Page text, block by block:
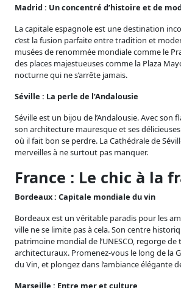
Madrid : Un concentré d’histoire et de
La capitale espagnole est une destination
c’est la fusion parfaite entre tradition et
musées de renommée mondiale comme le
des places majestueuses comme la Plaza
nocturne qui ne s’arrête jamais.
Séville : La perle de l’Andalousie
Séville est un bijou de l’Andalousie. Avec son
son architecture mauresque et ses délicieuses
où il fait bon se perdre. La Cathédrale de
merveilles à ne surtout pas manquer.
France : Le chic à la
Bordeaux : Capitale mondiale du vin
Bordeaux est un véritable paradis pour les
ville ne se limite pas à cela. Son centre
patrimoine mondial de l’UNESCO, regorge de
architecturaux. Promenez-vous le long de la
du Vin, et plongez dans l’ambiance élégante
Marseille : Entre mer et culture